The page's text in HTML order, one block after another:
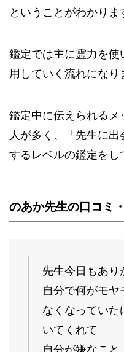
ということがわかりま
鑑定では主に霊力を
用していく流れになり
鑑定中に伝えられるメ
人が多く、「先生に
するレベルの鑑定をし
のあか先生の口コミ
先生今日もあり
自分で何がモヤ
なくなっていた
いてくれて